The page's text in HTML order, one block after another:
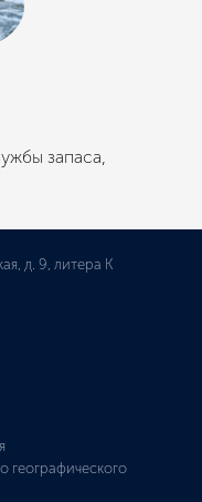
запаса,
д. 9, литера К
географического